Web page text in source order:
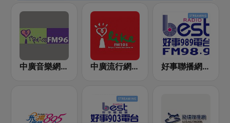
中廣音樂網 i Radio FM96.3 中廣流行網 I like radio 好事聯播網 Best Radio FM98.9